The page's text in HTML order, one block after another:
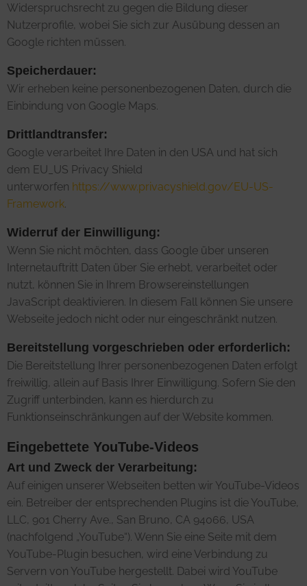
Widerspruchsrecht zu gegen die Bildung dieser
Nutzerprofile, wobei Sie sich zur Ausübung dessen an
Google richten müssen.
Speicherdauer:
Wir erheben keine personenbezogenen Daten, durch die
Einbindung von Google Maps.
Drittlandtransfer:
Google verarbeitet Ihre Daten in den USA und hat sich
dem EU_US Privacy Shield
unterworfen https://www.privacyshield.gov/EU-US-
Framework
Widerruf der Einwilligung:
Wenn Sie nicht möchten, dass Google über unseren
Internetauftritt Daten über Sie erhebt, verarbeitet oder
nutzt, können Sie in Ihrem Browsereinstellungen
JavaScript deaktivieren. In diesem Fall können Sie unsere
Webseite jedoch nicht oder nur eingeschränkt nutzen.
Bereitstellung vorgeschrieben oder erforderlich:
Die Bereitstellung Ihrer personenbezogenen Daten erfolgt
freiwillig, allein auf Basis Ihrer Einwilligung. Sofern Sie den
Zugriff unterbinden, kann es hierdurch zu
Funktionseinschränkungen auf der Website kommen.
Eingebettete YouTube-Videos
Art und Zweck der Verarbeitung:
Auf einigen unserer Webseiten betten wir YouTube-Videos
ein. Betreiber der entsprechenden Plugins ist die YouTube,
LLC, 901 Cherry Ave., San Bruno, CA 94066, USA
(nachfolgend „YouTube“). Wenn Sie eine Seite mit dem
YouTube-Plugin besuchen, wird eine Verbindung zu
Servern von YouTube hergestellt. Dabei wird YouTube